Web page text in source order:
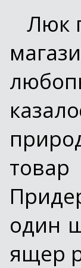
Люк
один
ящер